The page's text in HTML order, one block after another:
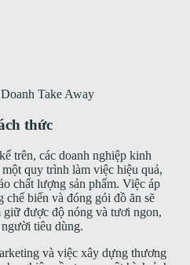
Take Away
thức
trên, các doanh nghiệp kinh
quy trình làm việc hiệu quả,
chất lượng sản phẩm. Việc áp
chế biến và đóng gói đồ ăn sẽ
giữ được độ nóng và tươi ngon,
tiêu dùng.
và việc xây dựng thương